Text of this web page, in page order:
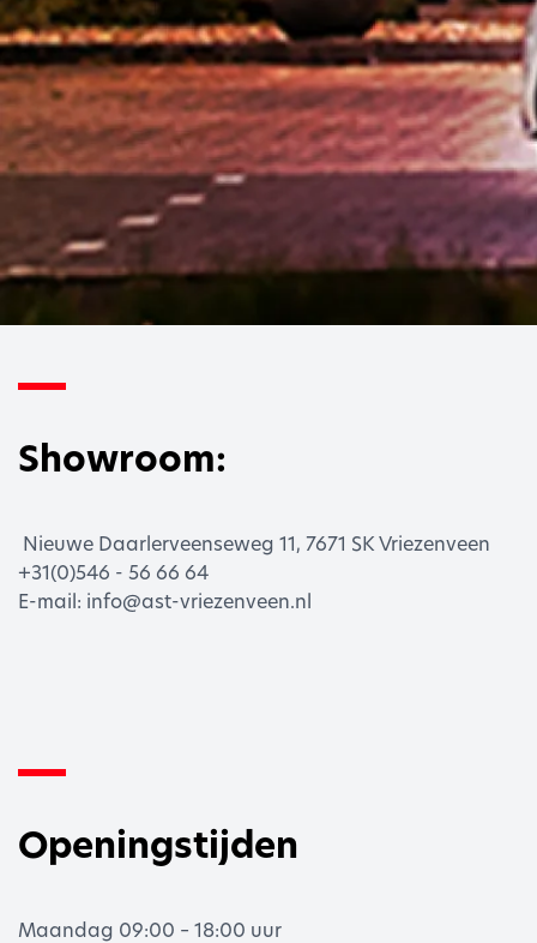
Showroom:
Nieuwe Daarlerveenseweg 11, 7671 SK Vriezenveen
+31(0)546 - 56 66 64
E-mail: info@ast-vriezenveen.nl
Openingstijden
Maandag 09:00 – 18:00 uur